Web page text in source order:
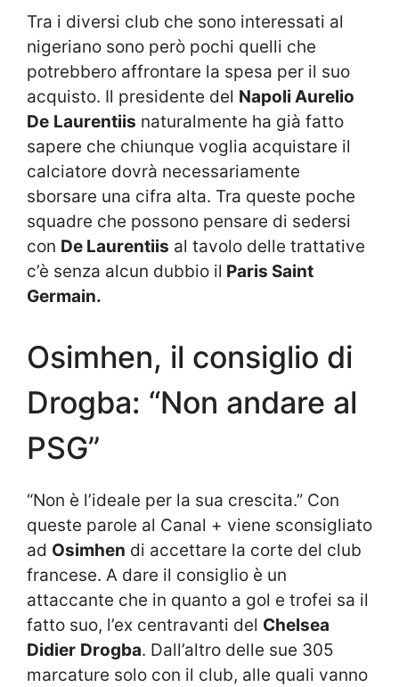
Tra i diversi club che sono interessati al
nigeriano sono però pochi quelli che
potrebbero affrontare la spesa per il suo
acquisto. Il presidente del Napoli Aurelio
De Laurentiis naturalmente ha già fatto
sapere che chiunque voglia acquistare il
calciatore dovrà necessariamente
sborsare una cifra alta. Tra queste poche
squadre che possono pensare di sedersi
con De Laurentiis al tavolo delle trattative
c’è senza alcun dubbio il Paris Saint
Germain.
Osimhen, il consiglio di
Drogba: “Non andare al
PSG”
“Non è l’ideale per la sua crescita.” Con
queste parole al Canal + viene sconsigliato
ad Osimhen di accettare la corte del club
francese. A dare il consiglio è un
attaccante che in quanto a gol e trofei sa il
fatto suo, l’ex centravanti del Chelsea
Didier Drogba. Dall’altro delle sue 305
marcature solo con il club, alle quali vanno